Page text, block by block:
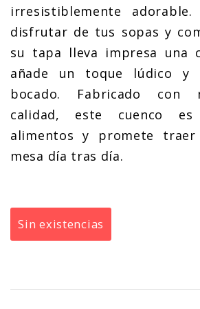
irresistiblemente
disfrutar de tus sopas y
su tapa lleva impresa una
añade un toque lúdico y
bocado. Fabricado con
calidad, este cuenco
alimentos y promete
mesa día tras día.
Sin existencias